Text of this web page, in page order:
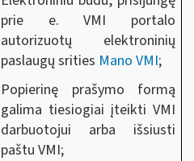
prie e. VMI portalo
autorizuotų elektroninių
paslaugų srities Mano VMI;
Popierinę prašymo formą
galima tiesiogiai įteikti VMI
darbuotojui arba išsiusti
paštu VMI;